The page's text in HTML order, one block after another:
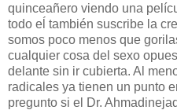
quinceañero viendo una
todo eĺ también suscribe la
somos poco menos que
cualquier cosa del sexo
delante sin ir cubierta. Al
radicales ya tienen un punto
pregunto si el Dr.